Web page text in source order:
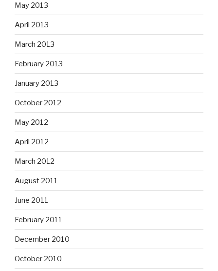
May 2013
April 2013
March 2013
February 2013
January 2013
October 2012
May 2012
April 2012
March 2012
August 2011
June 2011
February 2011
December 2010
October 2010